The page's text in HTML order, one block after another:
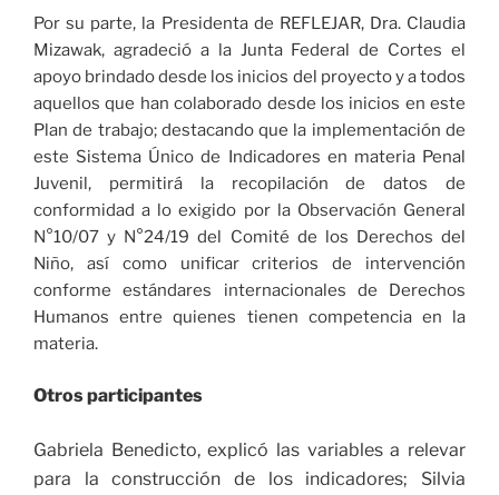
Por su parte, la Presidenta de REFLEJAR, Dra. Claudia
Mizawak, agradeció a la Junta Federal de Cortes el
apoyo brindado desde los inicios del proyecto y a todos
aquellos que han colaborado desde los inicios en este
Plan de trabajo; destacando que la implementación de
este Sistema Único de Indicadores en materia Penal
Juvenil, permitirá la recopilación de datos de
conformidad a lo exigido por la Observación General
N°10/07 y N°24/19 del Comité de los Derechos del
Niño, así como unificar criterios de intervención
conforme estándares internacionales de Derechos
Humanos entre quienes tienen competencia en la
materia.
Otros participantes
Gabriela Benedicto, explicó las variables a relevar
para la construcción de los indicadores; Silvia